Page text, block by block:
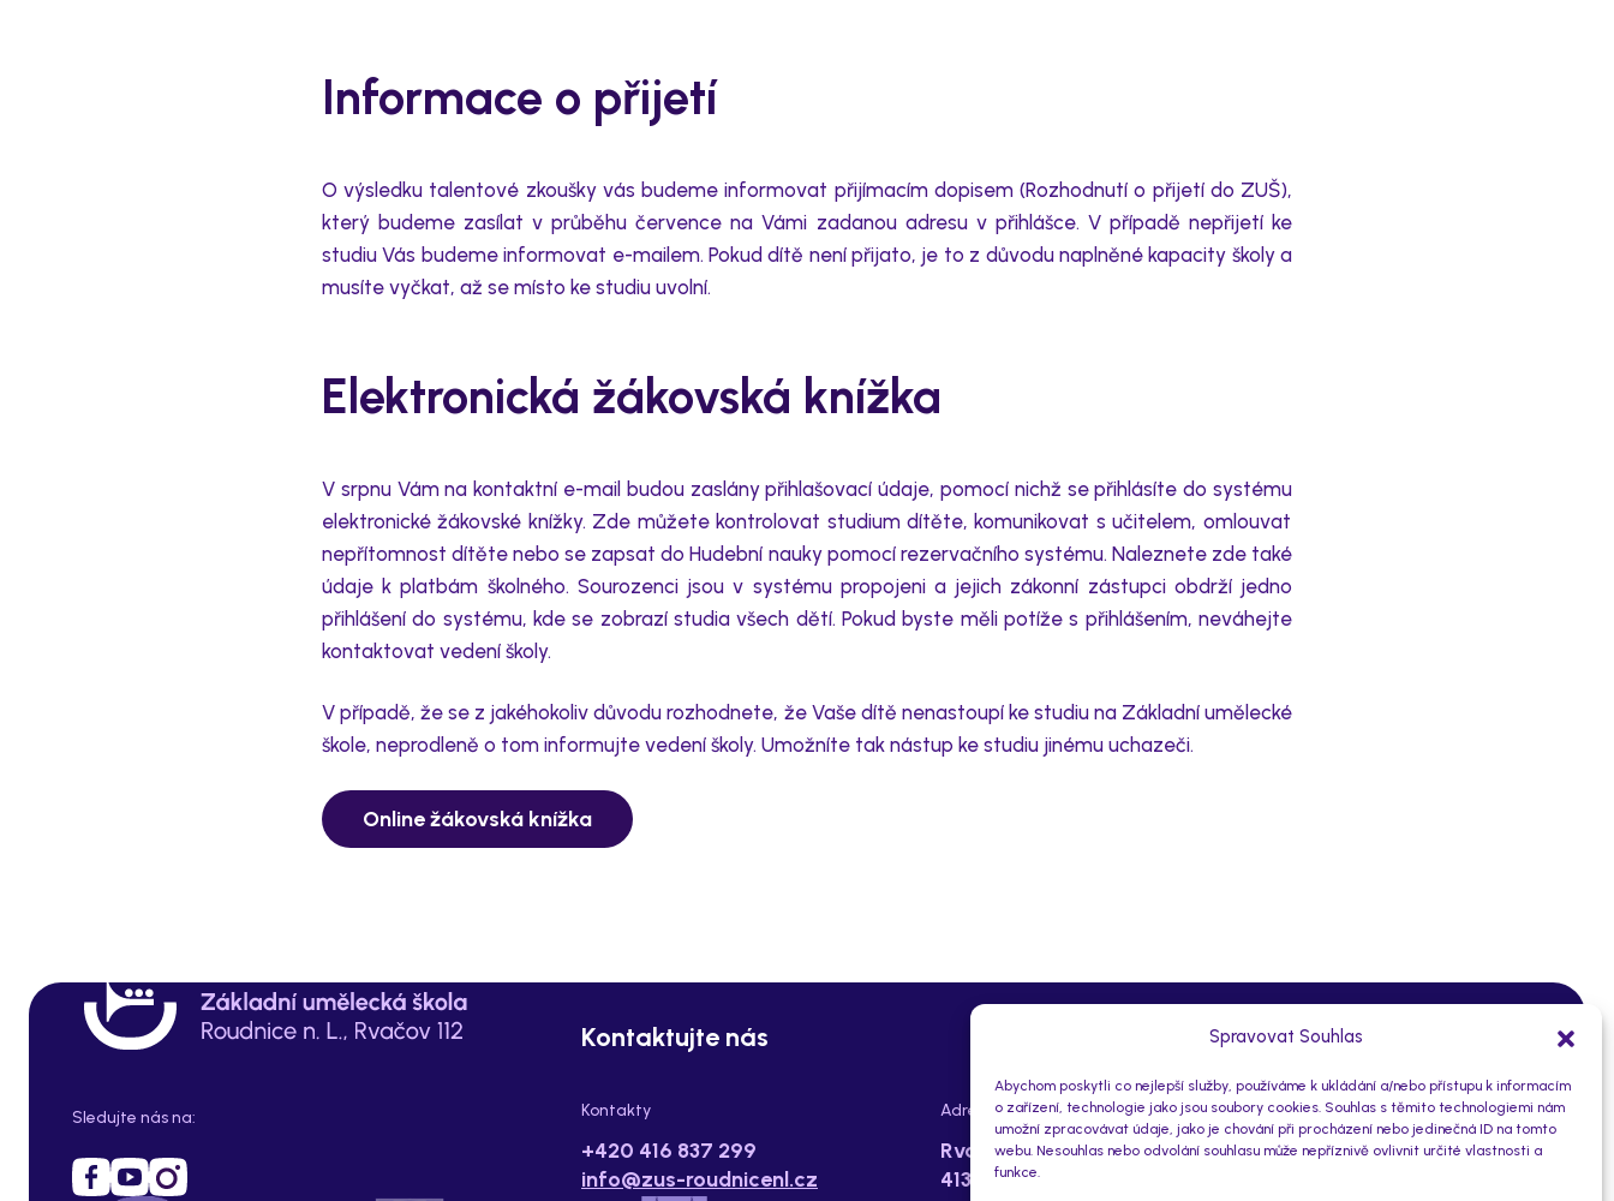
Spravovat Souhlas
Abychom poskytli co nejlepší služby, používáme k ukládání a/nebo přístupu k informacím
o zařízení, technologie jako jsou soubory cookies. Souhlas s těmito technologiemi nám
umožní zpracovávat údaje, jako je chování při procházení nebo jedinečná ID na tomto
webu. Nesouhlas nebo odvolání souhlasu může nepříznivě ovlivnit určité vlastnosti a
funkce.
Informace o přijetí
O výsledku talentové zkoušky vás budeme informovat přijímacím dopisem (Rozhodnutí o přijetí do ZUŠ),
který budeme zasílat v průběhu července na Vámi zadanou adresu v přihlášce. V případě nepřijetí ke
studiu Vás budeme informovat e-mailem. Pokud dítě není přijato, je to z důvodu naplněné kapacity školy a
musíte vyčkat, až se místo ke studiu uvolní.
Elektronická žákovská knížka
V srpnu Vám na kontaktní e-mail budouzaslány přihlašovací údaje, pomocí nichž sepřihlásíte do systému
elektronické žákovské knížky. Zde můžete kontrolovat studium dítěte, komunikovat sučitelem, omlouvat
nepřítomnost dítěte nebo se zapsat do Hudební nauky pomocí rezervačního systému. Naleznete zde také
údaje k platbám školného. Sourozenci jsou v systému propojeni ajejich zákonní zástupciobdržíjedno
přihlášení do systému, kdese zobrazí studiavšech dětí.Pokud byste měli potíže s přihlášením, neváhejte
kontaktovat vedení školy.
V případě, že se z jakéhokoliv důvodu rozhodnete, že Vaše dítě nenastoupí ke studiu na Základní umělecké
škole, neprodleně o tom informujte vedení školy. Umožníte tak nástup ke studiu jinému uchazeči.
Online žákovská knížka
Sledujte nás na:
Kontaktujte nás
Kontakty
+420 416 837 299
info@zus-roudnicenl.cz
Adresa
Rvačov 112,
413 01 Roudnice nad Labem
O subjektu
Číslo účtu: 10930471/0100
IČO:46773576